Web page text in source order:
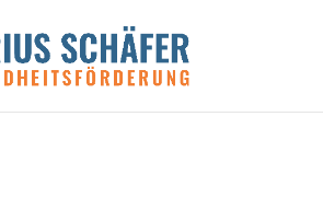
Black Friday Sale! 20% auf